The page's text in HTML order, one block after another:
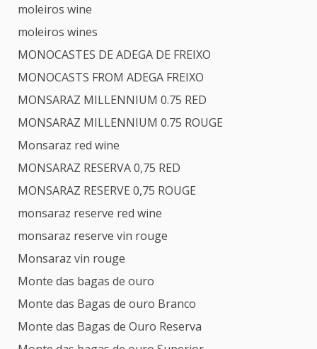
moleiros wine
moleiros wines
MONOCASTES DE ADEGA DE FREIXO
MONOCASTS FROM ADEGA FREIXO
MONSARAZ MILLENNIUM 0.75 RED
MONSARAZ MILLENNIUM 0.75 ROUGE
Monsaraz red wine
MONSARAZ RESERVA 0,75 RED
MONSARAZ RESERVE 0,75 ROUGE
monsaraz reserve red wine
monsaraz reserve vin rouge
Monsaraz vin rouge
Monte das bagas de ouro
Monte das Bagas de ouro Branco
Monte das Bagas de Ouro Reserva